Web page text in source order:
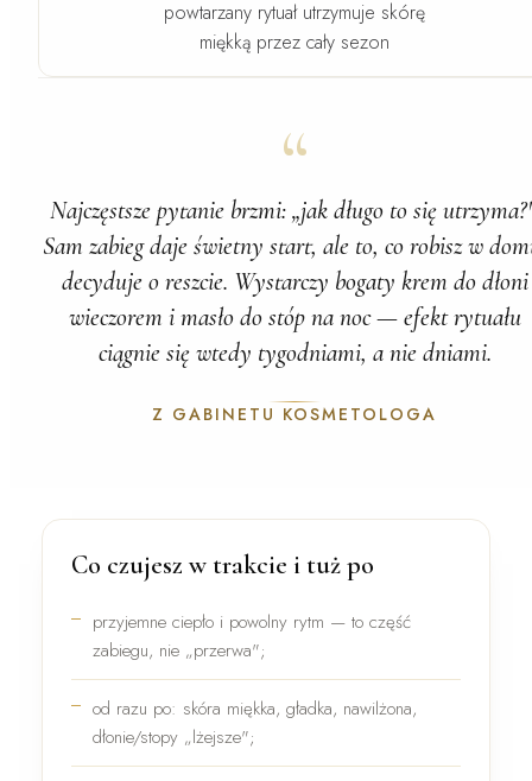
powtarzany rytuał utrzymuje skórę
miękką przez cały sezon
“
Najczęstsze pytanie brzmi: „jak długo to się
Sam zabieg daje świetny start, ale to, co robisz w
decyduje o reszcie. Wystarczy bogaty krem do dłoni
wieczorem i masło do stóp na noc — efekt rytuału
ciągnie się wtedy tygodniami, a nie dniami.
Z GABINETU KOSMETOLOGA
Co czujesz w trakcie i tuż po
przyjemne ciepło i powolny rytm — to część
zabiegu, nie „przerwa";
od razu po: skóra miękka, gładka, nawilżona,
dłonie/stopy „lżejsze";